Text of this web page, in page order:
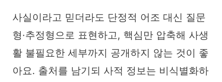
사실이라고 믿더라도 단정적 어조 대신 질문
형·추정형으로 표현하고, 핵심만 압축해 사생
활 불필요한 세부까지 공개하지 않는 것이 좋
아요. 출처를 남기되 사적 정보는 비식별화하